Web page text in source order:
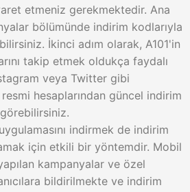
etmeniz gerekmektedir. Ana
bölümünde indirim kodlarıyla
İkinci adım olarak, A101'in
takip etmek oldukça faydalı
veya Twitter gibi
hesaplarından güncel indirim
görebilirsiniz.
indirmek de indirim
için etkili bir yöntemdir. Mobil
kampanyalar ve özel
bildirilmekte ve indirim